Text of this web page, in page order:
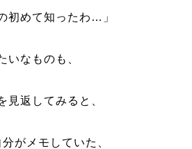
初めて知ったわ…」
いなものも、
見返してみると、
がメモしていた、